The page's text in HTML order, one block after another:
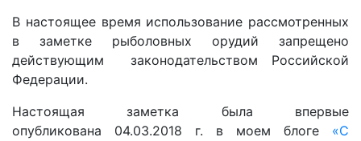
В настоящее время использование рассмотренных
в заметке рыболовных орудий запрещено
действующим законодательством Российской
Федерации.
Настоящая заметка была впервые
опубликована 04.03.2018 г. в моем блоге «С